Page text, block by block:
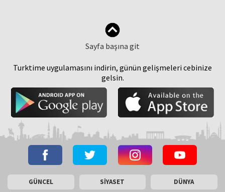
Sayfa başına git
Turktime uygulamasını indirin, günün gelişmeleri cebinize
gelsin.
GÜNCEL SİYASET DÜNYA